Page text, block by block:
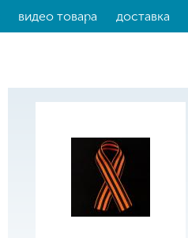
видео товара доставка